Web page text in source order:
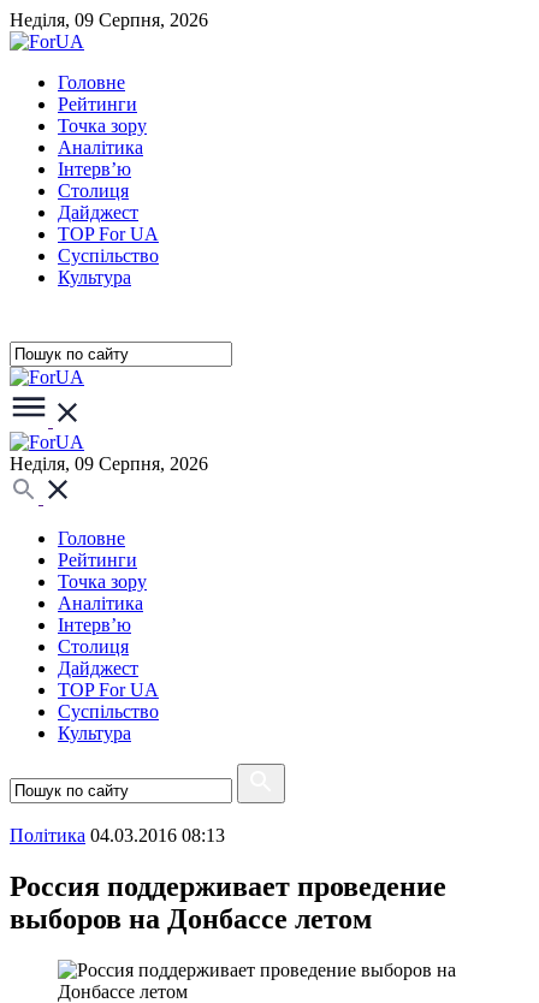
Неділя, 09 Серпня, 2026
Головне
Рейтинги
Точка зору
Аналітика
Інтерв’ю
Столиця
Дайджест
TOP For UA
Суспiльство
Культура
Неділя, 09 Серпня, 2026
Головне
Рейтинги
Точка зору
Аналітика
Інтерв’ю
Столиця
Дайджест
TOP For UA
Суспiльство
Культура
Полiтика 04.03.2016 08:13
Россия поддерживает проведение
выборов на Донбассе летом